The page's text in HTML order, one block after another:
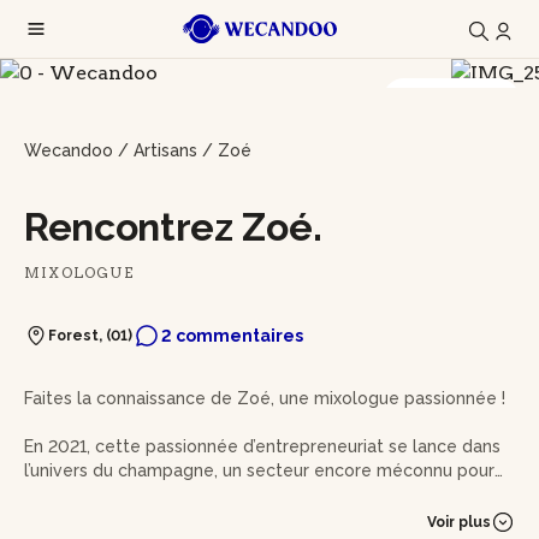
Wecandoo / Artisans / Zoé
Rencontrez Zoé.
MIXOLOGUE
Forest, (01) 2 commentaires
Faites la connaissance de Zoé, une mixologue passionnée !
En 2021, cette passionnée d’entrepreneuriat se lance dans
l’univers du champagne, un secteur encore méconnu pour
Voir plus